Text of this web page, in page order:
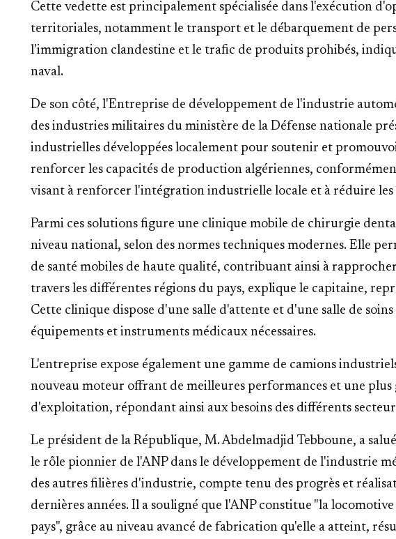
Cette vedette est principalement spécialisée dans l'exécution
territoriales, notamment le transport et le débarquement de
l'immigration clandestine et le trafic de produits prohibés,
naval.
De son côté, l'Entreprise de développement de l'industrie
des industries militaires du ministère de la Défense nationale
industrielles développées localement pour soutenir et
renforcer les capacités de production algériennes,
visant à renforcer l'intégration industrielle locale et à réduire
Parmi ces solutions figure une clinique mobile de chirurgie
niveau national, selon des normes techniques modernes. Elle
de santé mobiles de haute qualité, contribuant ainsi à rapprocher
travers les différentes régions du pays, explique le capitaine,
Cette clinique dispose d'une salle d'attente et d'une salle de soins
équipements et instruments médicaux nécessaires.
L'entreprise expose également une gamme de camions
nouveau moteur offrant de meilleures performances et une plus
d'exploitation, répondant ainsi aux besoins des différents
Le président de la République, M. Abdelmadjid Tebboune, a
le rôle pionnier de l'ANP dans le développement de l'industrie
des autres filières d'industrie, compte tenu des progrès et
dernières années. Il a souligné que l'ANP constitue "la
pays", grâce au niveau avancé de fabrication qu'elle a atteint,